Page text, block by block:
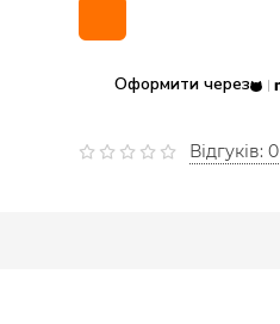
Оформити через
Відгуків: 0